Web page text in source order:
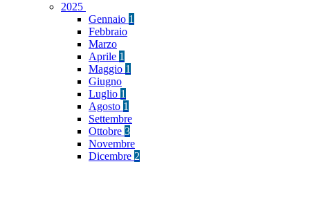
2025
Gennaio 1
Febbraio
Marzo
Aprile 1
Maggio 1
Giugno
Luglio 1
Agosto 1
Settembre
Ottobre 3
Novembre
Dicembre 2